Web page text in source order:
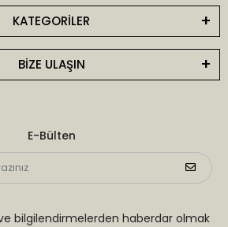
KATEGORİLER
BİZE ULAŞIN
E-Bülten
bilgilendirmelerden haberdar olmak